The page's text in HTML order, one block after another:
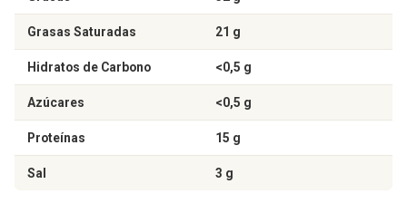
Grasas Saturadas 21 g
Hidratos de Carbono <0,5 g
Azúcares <0,5 g
Proteínas 15 g
Sal 3 g